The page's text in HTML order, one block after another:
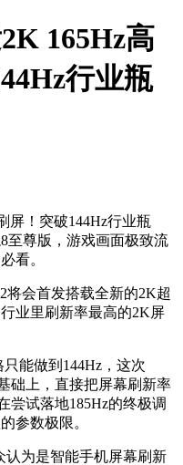
165Hz高
行业瓶
屏！突破144Hz行业瓶
至尊版，游戏画面极致流
看。
将会首发搭载全新的2K超
业里刷新率最高的2K屏
能做到144Hz，这次
础上，直接把屏幕刷新率
尝试落地185Hz的终极调
参数极限。
认为是智能手机屏幕刷新